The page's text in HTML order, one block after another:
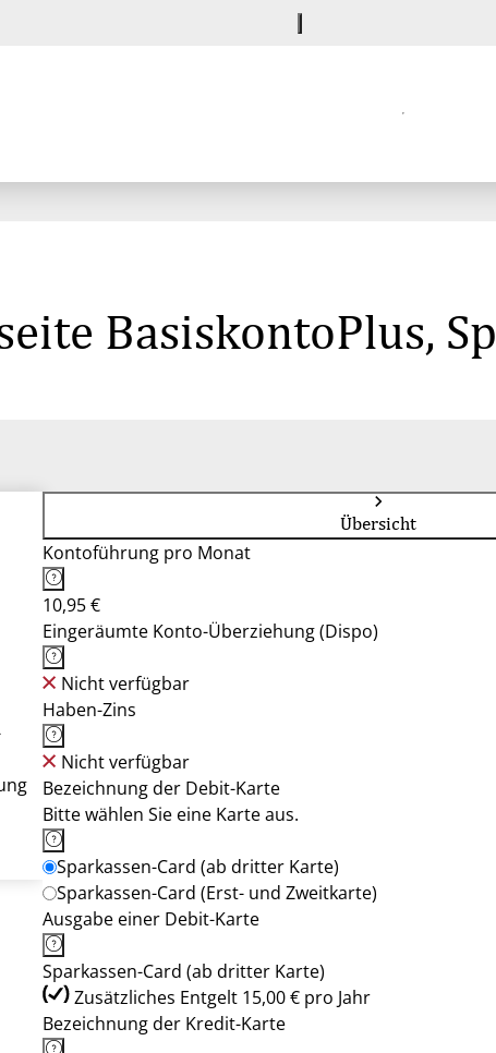
BasiskontoPlus,
Übersicht
Kontoführung pro Monat
10,95 €
Eingeräumte Konto-Überziehung (Dispo)
Nicht verfügbar
Haben-Zins
Nicht verfügbar
Bezeichnung der Debit-Karte
Bitte wählen Sie eine Karte aus.
Sparkassen-Card (ab dritter Karte)
Sparkassen-Card (Erst- und Zweitkarte)
Ausgabe einer Debit-Karte
Sparkassen-Card (ab dritter Karte)
Zusätzliches Entgelt 15,00 € pro Jahr
Bezeichnung der Kredit-Karte